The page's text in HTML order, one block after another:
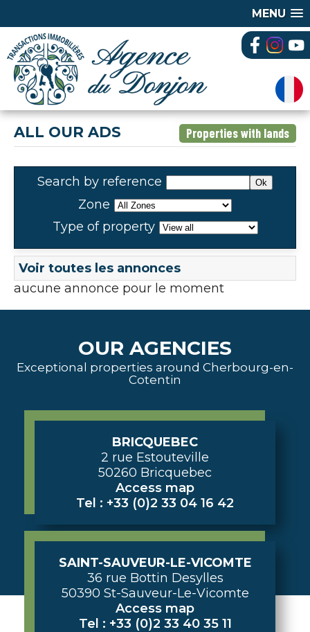
MENU
Properties with lands
ALL OUR ADS
Search by reference
Zone
Type of property
Voir toutes les annonces
aucune annonce pour le moment
OUR AGENCIES
Exceptional properties around Cherbourg-en-
Cotentin
BRICQUEBEC
2 rue Estouteville
50260 Bricquebec
Access map
Tel : +33 (0)2 33 04 16 42
SAINT-SAUVEUR-LE-VICOMTE
36 rue Bottin Desylles
50390 St-Sauveur-Le-Vicomte
Access map
Tel : +33 (0)2 33 40 35 11